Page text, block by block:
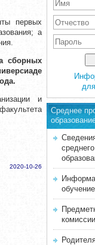
первых
а
сборных
и
2020-10-26
Среднее
обучение
комиссии